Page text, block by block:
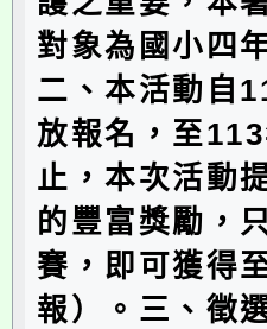
對象為國小四
二、本活動自
放報名，至
止，本次活動
的豐富獎勵，
賽，即可獲得
報）。三、徵